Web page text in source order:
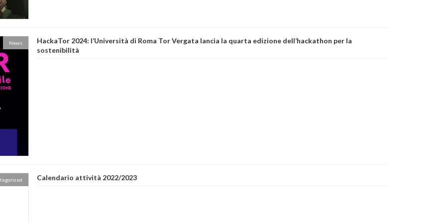
News
HackaTor 2024: l’Università di Roma Tor Vergata lancia la quarta edizione dell’hackathon per la
sostenibilità
Calendario attività 2022/2023